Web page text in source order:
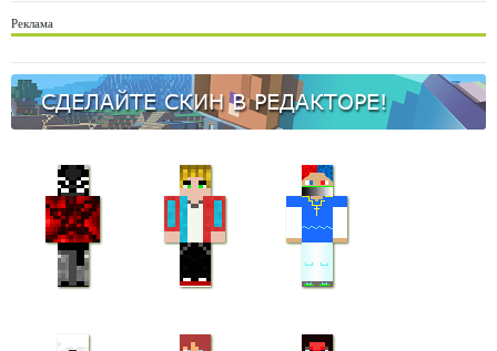
Реклама
СДЕЛАЙТЕ СКИН В РЕДАКТОРЕ!